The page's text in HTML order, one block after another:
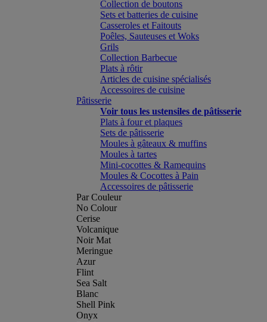
Collection de boutons
Sets et batteries de cuisine
Casseroles et Faitouts
Poêles, Sauteuses et Woks
Grils
Collection Barbecue
Plats à rôtir
Articles de cuisine spécialisés
Accessoires de cuisine
Pâtisserie
Voir tous les ustensiles de pâtisserie
Plats à four et plaques
Sets de pâtisserie
Moules à gâteaux & muffins
Moules à tartes
Mini-cocottes & Ramequins
Moules & Cocottes à Pain
Accessoires de pâtisserie
Par Couleur
No Colour
Cerise
Volcanique
Noir Mat
Meringue
Azur
Flint
Sea Salt
Blanc
Shell Pink
Onyx